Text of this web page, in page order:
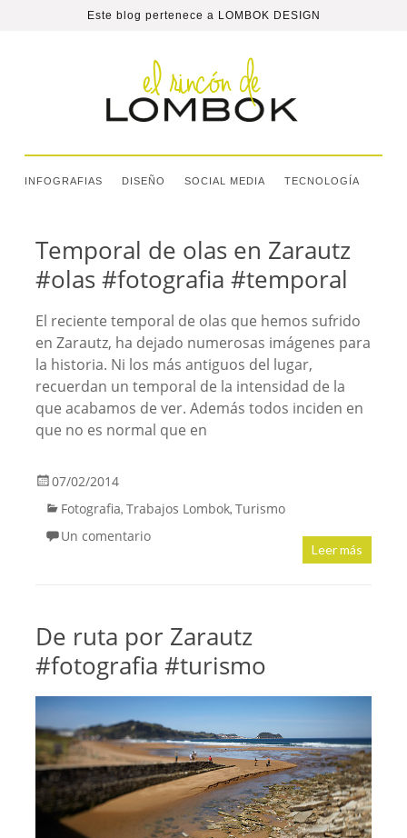
Este blog pertenece a LOMBOK DESIGN
INFOGRAFIAS DISEÑO SOCIAL MEDIA TECNOLOGÍA
Temporal de olas en Zarautz
#olas #fotografia #temporal
El reciente temporal de olas que hemos sufrido
en Zarautz, ha dejado numerosas imágenes para
la historia. Ni los más antiguos del lugar,
recuerdan un temporal de la intensidad de la
que acabamos de ver. Además todos inciden en
que no es normal que en
07/02/2014
Fotografia, Trabajos Lombok, Turismo
Un comentario
Leer más
De ruta por Zarautz
#fotografia #turismo